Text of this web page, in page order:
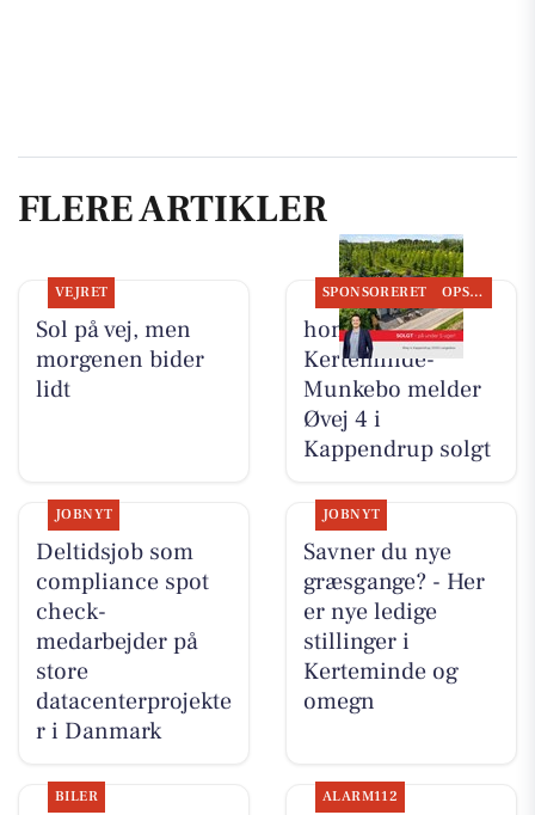
FLERE ARTIKLER
VEJRET
Sol på vej, men
morgenen bider
lidt
SPONSORERET OPSLAGSTAVLEN
home
Kerteminde-
Munkebo melder
Øvej 4 i
Kappendrup solgt
JOBNYT
Deltidsjob som
compliance spot
check-
medarbejder på
store
datacenterprojekte
r i Danmark
JOBNYT
Savner du nye
græsgange? - Her
er nye ledige
stillinger i
Kerteminde og
omegn
BILER ALARM112